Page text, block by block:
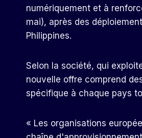
numériquement et à
mai), après des
Philippines.
Selon la société, qui
nouvelle offre comprend
spécifique à chaque pays
« Les organisations